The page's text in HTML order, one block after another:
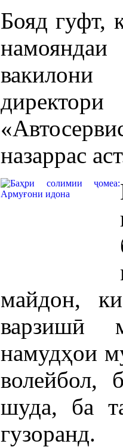
Бояд гуфт,
назаррас
майдон,
варзишӣ
намудҳои
волейбол,
шуда, ба
гузоранд.